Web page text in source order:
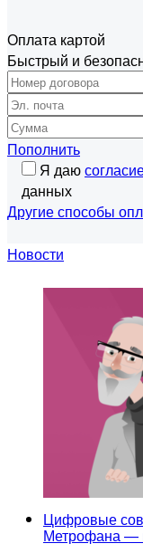
Оплата картой
Быстрый и
Пополнить
Я даю
данных
Другие способы
Новости
Цифровые
Метрофана —